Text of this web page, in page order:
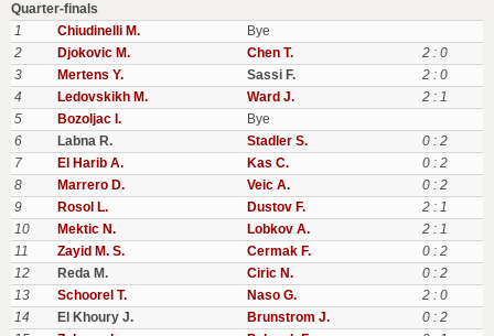
Quarter-finals
1
Chiudinelli M.
Bye
2
Djokovic M. Chen T.
2 : 0
3
Mertens Y. Sassi F.
2 : 0
4
Ledovskikh M. Ward J.
2 : 1
5
Bozoljac I.
Bye
6
Labna R. Stadler S.
0 : 2
7
El Harib A. Kas C.
0 : 2
8
Marrero D. Veic A.
0 : 2
9
Rosol L. Dustov F.
2 : 1
10
Mektic N. Lobkov A.
2 : 1
11
Zayid M. S. Cermak F.
0 : 2
12
Reda M. Ciric N.
0 : 2
13
Schoorel T. Naso G.
2 : 0
14
El Khoury J. Brunstrom J.
0 : 2